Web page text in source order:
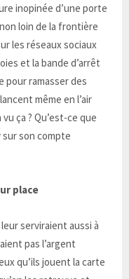
inopinée d’une porte
loin de la frontière
les réseaux sociaux
et la bande d’arrêt
pour ramasser des
même en l’air
ça ? Qu’est-ce que
sur son compte
place
serviraient aussi à
pas l’argent
qu’ils jouent la carte